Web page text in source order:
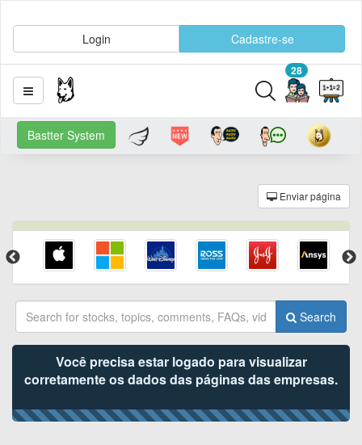
Login Cadastre-se
28
Bastter System
Enviar página
Search
Você precisa estar logado para visualizar
corretamente os dados das páginas das empresas.